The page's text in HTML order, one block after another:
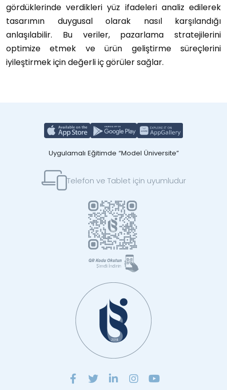
gördüklerinde verdikleri yüz ifadeleri analiz edilerek
tasarımın duygusal olarak nasıl karşılandığı
anlaşılabilir. Bu veriler, pazarlama stratejilerini
optimize etmek ve ürün geliştirme süreçlerini
iyileştirmek için değerli iç görüler sağlar.
Uygulamalı Eğitimde “Model Üniversite”
Telefon ve Tablet için uyumludur